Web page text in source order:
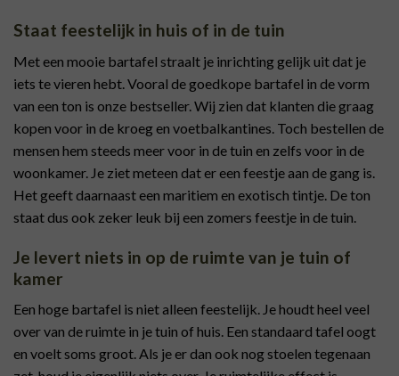
Staat feestelijk in huis of in de tuin
Met een mooie bartafel straalt je inrichting gelijk uit dat je
iets te vieren hebt. Vooral de goedkope bartafel in de vorm
van een ton is onze bestseller. Wij zien dat klanten die graag
kopen voor in de kroeg en voetbalkantines. Toch bestellen de
mensen hem steeds meer voor in de tuin en zelfs voor in de
woonkamer. Je ziet meteen dat er een feestje aan de gang is.
Het geeft daarnaast een maritiem en exotisch tintje. De ton
staat dus ook zeker leuk bij een zomers feestje in de tuin.
Je levert niets in op de ruimte van je tuin of
kamer
Een hoge bartafel is niet alleen feestelijk. Je houdt heel veel
over van de ruimte in je tuin of huis. Een standaard tafel oogt
en voelt soms groot. Als je er dan ook nog stoelen tegenaan